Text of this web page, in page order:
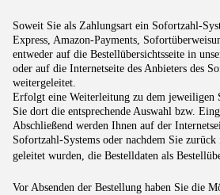
Soweit Sie als Zahlungsart ein Sofortzahl-
Express, Amazon-Payments,
entweder auf die Bestellübersichtsseite in
oder auf die Internetseite des Anbieters des
weitergeleitet.
Erfolgt eine Weiterleitung zu dem jeweiligen
Sie dort die entsprechende Auswahl bzw.
Abschließend werden Ihnen auf der
Sofortzahl-Systems oder nachdem Sie
geleitet wurden, die Bestelldaten als
Vor Absenden der Bestellung haben Sie die